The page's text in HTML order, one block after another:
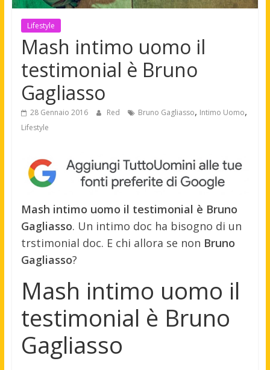
Lifestyle
Mash intimo uomo il
testimonial è Bruno
Gagliasso
28 Gennaio 2016 Red Bruno Gagliasso, Intimo Uomo,
Lifestyle
Mash intimo uomo il testimonial è Bruno
Gagliasso. Un intimo doc ha bisogno di un
trstimonial doc. E chi allora se non Bruno
Gagliasso?
Mash intimo uomo il
testimonial è Bruno
Gagliasso